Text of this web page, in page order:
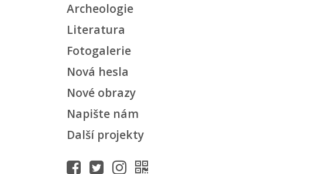
Archeologie
Literatura
Fotogalerie
Nová hesla
Nové obrazy
Napište nám
Další projekty